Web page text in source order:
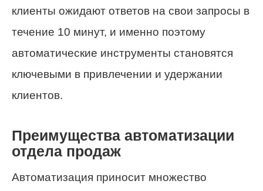
клиенты ожидают ответов на свои запросы в
течение 10 минут, и именно поэтому
автоматические инструменты становятся
ключевыми в привлечении и удержании
клиентов.
Преимущества автоматизации
отдела продаж
Автоматизация приносит множество